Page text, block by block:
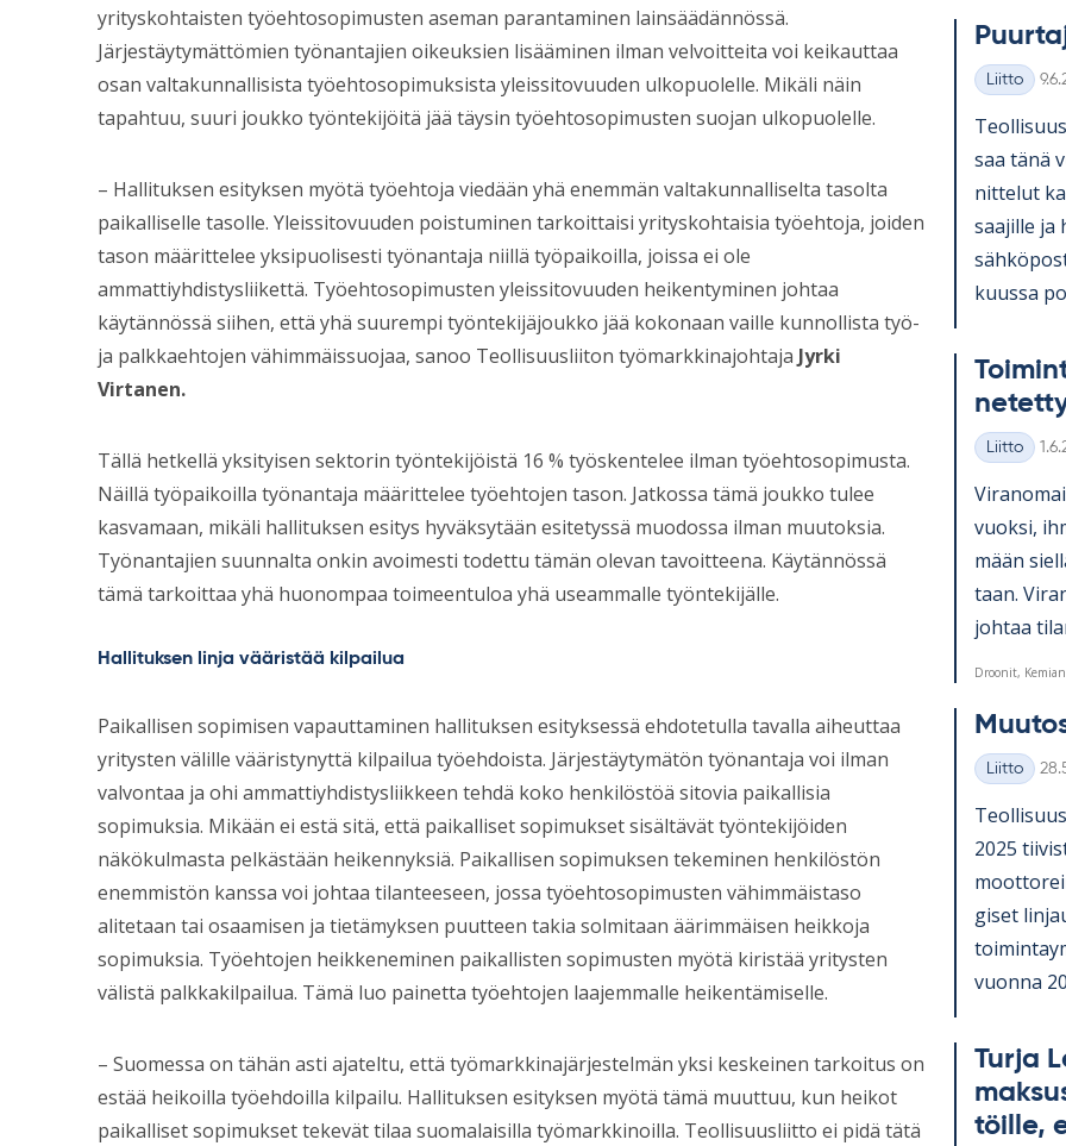
yrityskohtaisten työehtosopimusten aseman parantaminen lainsäädännössä.
Järjestäytymättömien työnantajien oikeuksien lisääminen ilman velvoitteita voi keikauttaa
osan valtakunnallisista työehtosopimuksista yleissitovuuden ulkopuolelle. Mikäli näin
tapahtuu, suuri joukko työntekijöitä jää täysin työehtosopimusten suojan ulkopuolelle.
– Hallituksen esityksen myötä työehtoja viedään yhä enemmän valtakunnalliselta tasolta
paikalliselle tasolle. Yleissitovuuden poistuminen tarkoittaisi yrityskohtaisia työehtoja, joiden
tason määrittelee yksipuolisesti työnantaja niillä työpaikoilla, joissa ei ole
ammattiyhdistysliikettä. Työehtosopimusten yleissitovuuden heikentyminen johtaa
käytännössä siihen, että yhä suurempi työntekijäjoukko jää kokonaan vaille kunnollista työ-
ja palkkaehtojen vähimmäissuojaa, sanoo Teollisuusliiton työmarkkinajohtaja Jyrki
Virtanen.
Tällä hetkellä yksityisen sektorin työntekijöistä 16 % työskentelee ilman työehtosopimusta.
Näillä työpaikoilla työnantaja määrittelee työehtojen tason. Jatkossa tämä joukko tulee
kasvamaan, mikäli hallituksen esitys hyväksytään esitetyssä muodossa ilman muutoksia.
Työnantajien suunnalta onkin avoimesti todettu tämän olevan tavoitteena. Käytännössä
tämä tarkoittaa yhä huonompaa toimeentuloa yhä useammalle työntekijälle.
Hallituksen linja vääristää kilpailua
Paikallisen sopimisen vapauttaminen hallituksen esityksessä ehdotetulla tavalla aiheuttaa
yritysten välille vääristynyttä kilpailua työehdoista. Järjestäytymätön työnantaja voi ilman
valvontaa ja ohi ammattiyhdistysliikkeen tehdä koko henkilöstöä sitovia paikallisia
sopimuksia. Mikään ei estä sitä, että paikalliset sopimukset sisältävät työntekijöiden
näkökulmasta pelkästään heikennyksiä. Paikallisen sopimuksen tekeminen henkilöstön
enemmistön kanssa voi johtaa tilanteeseen, jossa työehtosopimusten vähimmäistaso
alitetaan tai osaamisen ja tietämyksen puutteen takia solmitaan äärimmäisen heikkoja
sopimuksia. Työehtojen heikkeneminen paikallisten sopimusten myötä kiristää yritysten
välistä palkkakilpailua. Tämä luo painetta työehtojen laajemmalle heikentämiselle.
– Suomessa on tähän asti ajateltu, että työmarkkinajärjestelmän yksi keskeinen tarkoitus on
estää heikoilla työehdoilla kilpailu. Hallituksen esityksen myötä tämä muuttuu, kun heikot
paikalliset sopimukset tekevät tilaa suomalaisilla työmarkkinoilla. Teollisuusliitto ei pidä tätä
Kategoriat
Liitto
saa tänä
nit­te­lut
saa­jille ja
kuussa
Kategoriat
Liitto
vuoksi,
mään
taan.
joh­taa
Droonit,
Kategoriat
Liitto
2025
gi­set
vuonna
Turja
töille,